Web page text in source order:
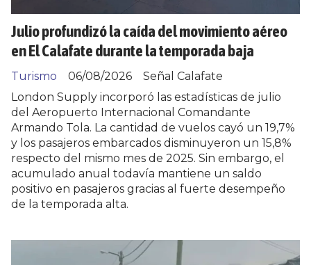
Julio profundizó la caída del movimiento aéreo
en El Calafate durante la temporada baja
Señal Calafate
Turismo
06/08/2026
London Supply incorporó las estadísticas de julio
del Aeropuerto Internacional Comandante
Armando Tola. La cantidad de vuelos cayó un 19,7%
y los pasajeros embarcados disminuyeron un 15,8%
respecto del mismo mes de 2025. Sin embargo, el
acumulado anual todavía mantiene un saldo
positivo en pasajeros gracias al fuerte desempeño
de la temporada alta.